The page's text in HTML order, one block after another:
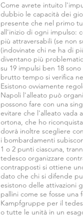
Come avrete intuito
dubbio le capacità dei
presente che nel primo
all'inizio di ogni impulso:
più attraversabili (se non
(indovinate chi ne ha di
diventano più
su 19 impulsi ben 18
brutto tempo si verifica
Esistono ovviamente
Napoli l'alleato può
possono fare con una
evitare che l'alleato vada
ortona, che ho
dovrà inoltre scegliere
i bombardamenti
1 o 2 punti ciascuna,
tedesco organizzare
contrapposti si ottiene
dato che chi si difende
esistono delle attivazioni
pallini come se fosse una
Kampfgruppe per il
o tutte le unità in un